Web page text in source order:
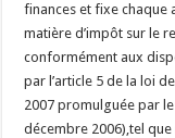
finances et fixe chaque
matière d’impôt sur le
conformément aux
par l’article 5 de la loi
2007 promulguée par
décembre 2006),tel